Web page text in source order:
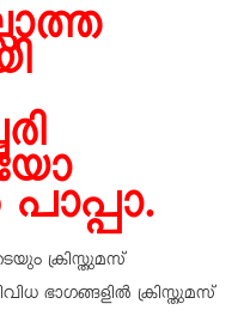
ക്രിസ്തുമസ്
ഭാഗങ്ങളില്‍ ക്രിസ്തുമസ്